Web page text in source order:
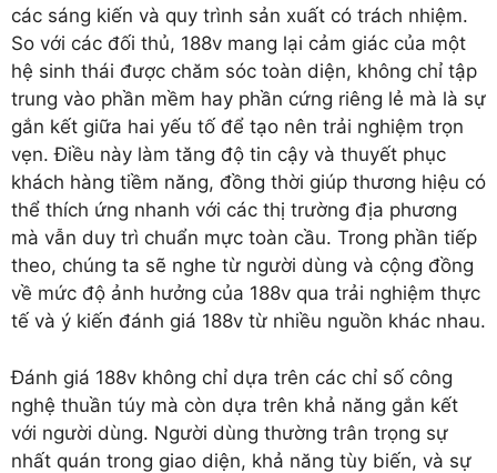
các sáng kiến và quy trình sản xuất có trách nhiệm.
So với các đối thủ, 188v mang lại cảm giác của một
hệ sinh thái được chăm sóc toàn diện, không chỉ tập
trung vào phần mềm hay phần cứng riêng lẻ mà là sự
gắn kết giữa hai yếu tố để tạo nên trải nghiệm trọn
vẹn. Điều này làm tăng độ tin cậy và thuyết phục
khách hàng tiềm năng, đồng thời giúp thương hiệu có
thể thích ứng nhanh với các thị trường địa phương
mà vẫn duy trì chuẩn mực toàn cầu. Trong phần tiếp
theo, chúng ta sẽ nghe từ người dùng và cộng đồng
về mức độ ảnh hưởng của 188v qua trải nghiệm thực
tế và ý kiến đánh giá 188v từ nhiều nguồn khác nhau.
Đánh giá 188v không chỉ dựa trên các chỉ số công
nghệ thuần túy mà còn dựa trên khả năng gắn kết
với người dùng. Người dùng thường trân trọng sự
nhất quán trong giao diện, khả năng tùy biến, và sự